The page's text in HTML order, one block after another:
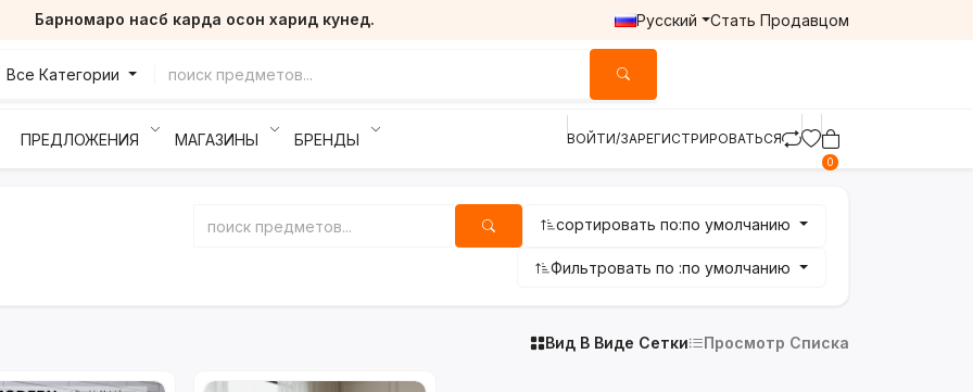
Барномаро насб карда осон харид кунед. Русский Стать Продавцом
Все Категории
ПРЕДЛОЖЕНИЯ МАГАЗИНЫ БРЕНДЫ ВОЙТИ/ЗАРЕГИСТРИРОВАТЬСЯ
0
сортировать по:по умолчанию
Фильтровать по :по умолчанию
Вид В Виде Сетки Просмотр Списка